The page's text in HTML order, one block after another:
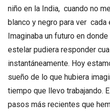
niño en la India, cuando no
blanco y negro para ver cada
Imaginaba un futuro en
estelar pudiera responder
instantáneamente. Hoy
sueño de lo que hubiera
tiempo que llevo trabajando.
pasos más recientes que